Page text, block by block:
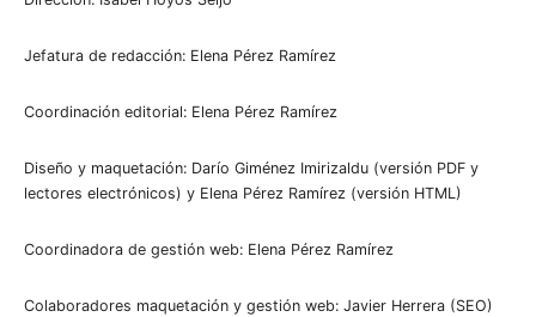
Jefatura de redacción: Elena Pérez Ramírez
Coordinación editorial: Elena Pérez Ramírez
Diseño y maquetación: Darío Giménez Imirizaldu (versión PDF y
lectores electrónicos) y Elena Pérez Ramírez (versión HTML)
Coordinadora de gestión web: Elena Pérez Ramírez
Colaboradores maquetación y gestión web: Javier Herrera (SEO)